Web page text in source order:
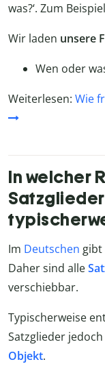
was?‘. Zum
Wir laden unsere
Wen oder
Weiterlesen: Wie
In welcher
Im Deutschen gibt
Daher sind alle
verschiebbar.
Typischerweise
Satzglieder
Objekt.